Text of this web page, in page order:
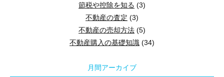
節税や控除を知る (3)
不動産の査定 (3)
不動産の売却方法 (5)
不動産購入の基礎知識 (34)
月間アーカイブ